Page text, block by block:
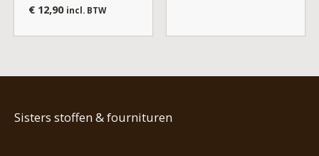
€12,90 incl. BTW
Sisters stoffen & fournituren